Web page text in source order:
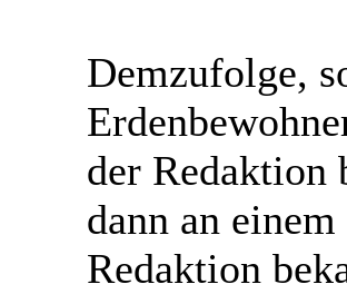
Demzufolge,
der Redaktion
dann an
Redaktion